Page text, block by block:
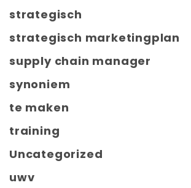
strategisch
strategisch marketingplan
supply chain manager
synoniem
te maken
training
Uncategorized
uwv